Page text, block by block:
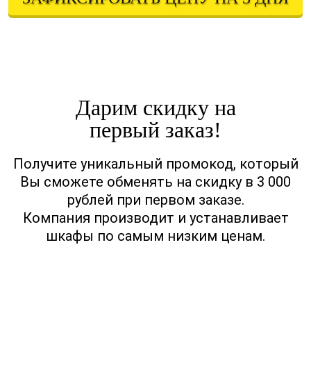
Оставляя свои контактные данные, вы подтверждаете свое совершеннолетие,
Дарим скидку на
первый заказ!
Получите уникальный промокод, который
Вы сможете обменять на скидку в 3 000
рублей при первом заказе.
Компания производит и устанавливает
шкафы по самым низким ценам.